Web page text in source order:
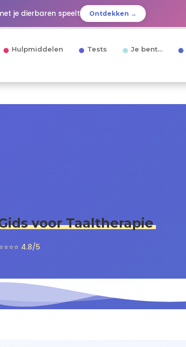
je dierbaren speelt Ontdekken →
Hulpmiddelen Tests Je bent…
voor Taaltherapie
4.8/5